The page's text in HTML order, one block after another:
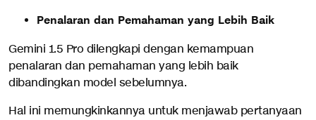
Penalaran dan Pemahaman yang Lebih Baik
Gemini 1.5 Pro dilengkapi dengan kemampuan
penalaran dan pemahaman yang lebih baik
dibandingkan model sebelumnya.
Hal ini memungkinkannya untuk menjawab pertanyaan